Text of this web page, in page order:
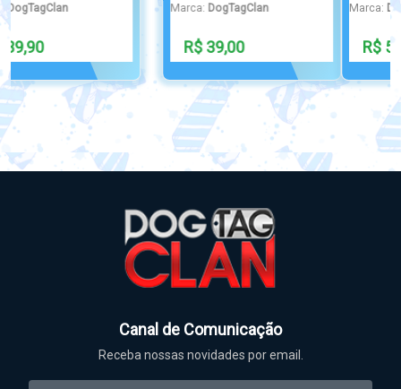
Marca: DogTagClan
R$ 50,00
Marca: DogTagClan
R$ 35,00
Canal de Comunicação
Receba nossas novidades por email.